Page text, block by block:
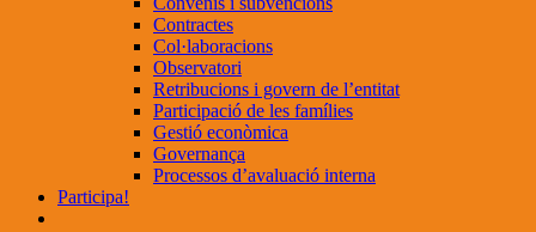
Contractes
Col·laboracions
Observatori
Retribucions i govern de l’entitat
Participació de les famílies
Gestió econòmica
Governança
Processos d’avaluació interna
Participa!